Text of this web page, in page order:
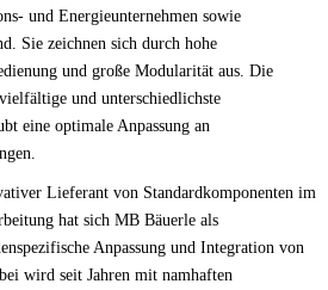
und Energieunternehmen sowie
Sie zeichnen sich durch hohe
und große Modularität aus. Die
und unterschiedlichste
eine optimale Anpassung an
Lieferant von Standardkomponenten im
hat sich MB Bäuerle als
Anpassung und Integration von
wird seit Jahren mit namhaften